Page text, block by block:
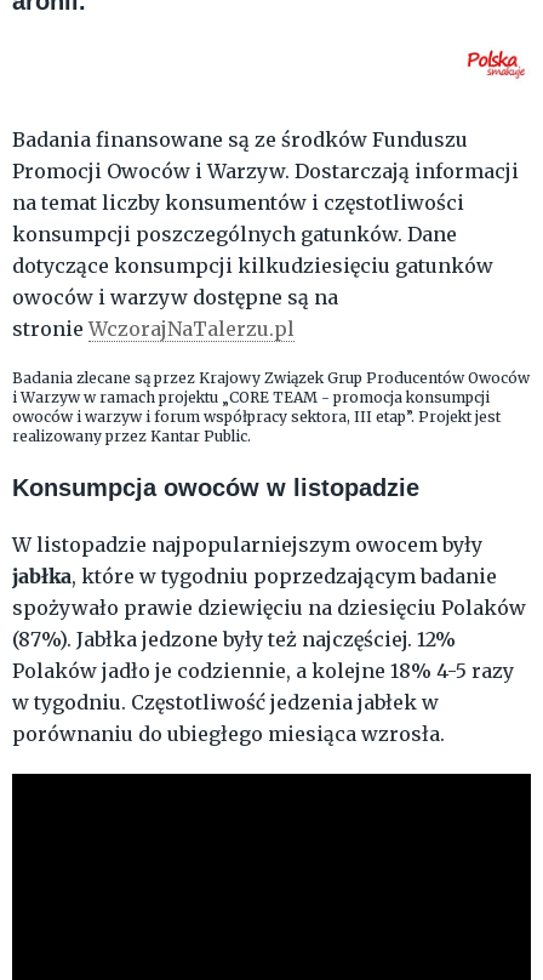
Badania finansowane są ze środków Funduszu
Promocji Owoców i Warzyw. Dostarczają informacji
na temat liczby konsumentów i częstotliwości
konsumpcji poszczególnych gatunków. Dane
dotyczące konsumpcji kilkudziesięciu gatunków
owoców i warzyw dostępne są na
stronieWczorajNaTalerzu.pl
Badania zlecane są przez Krajowy Związek Grup Producentów Owoców
i Warzyw w ramach projektu „CORE TEAM - promocja konsumpcji
owoców i warzyw i forum współpracy sektora, III etap”. Projekt jest
realizowany przez Kantar Public.
Konsumpcja owoców w listopadzie
W listopadzie najpopularniejszym owocem były
jabłka, które w tygodniu poprzedzającym badanie
spożywało prawie dziewięciu na dziesięciu Polaków
(87%). Jabłka jedzone były też najczęściej. 12%
Polaków jadło je codziennie, a kolejne 18% 4-5 razy
w tygodniu. Częstotliwość jedzenia jabłek w
porównaniu do ubiegłego miesiąca wzrosła.